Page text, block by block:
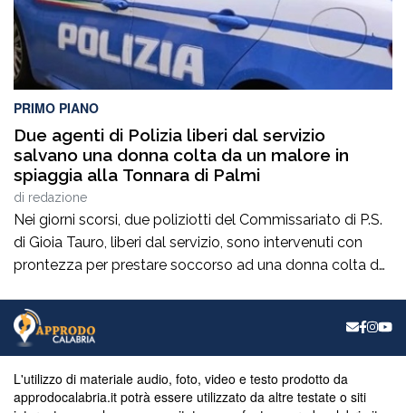
PRIMO PIANO
Due agenti di Polizia liberi dal servizio
salvano una donna colta da un malore in
spiaggia alla Tonnara di Palmi
di redazione
Nei giorni scorsi, due poliziotti del Commissariato di P.S.
di Gioia Tauro, liberi dal servizio, sono intervenuti con
prontezza per prestare soccorso ad una donna colta da
donna, nel tentativo di uscire dall’acqua per raggiungere
la riva, è stata colta da un malessere improvviso,
perdendo i […]
L'utilizzo di materiale audio, foto, video e testo prodotto da
approdocalabria.it potrà essere utilizzato da altre testate o siti